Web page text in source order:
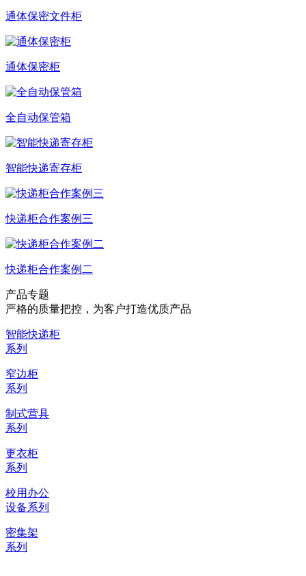
通体保密文件柜
通体保密柜
全自动保管箱
智能快递寄存柜
快递柜合作案例三
快递柜合作案例二
产品专题
严格的质量把控，为客户打造优质产品
智能快递柜
系列
窄边柜
系列
制式营具
系列
更衣柜
系列
校用办公
设备系列
密集架
系列